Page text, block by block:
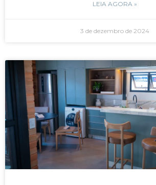
LEIA AGORA »
3 de dezembro de 2024